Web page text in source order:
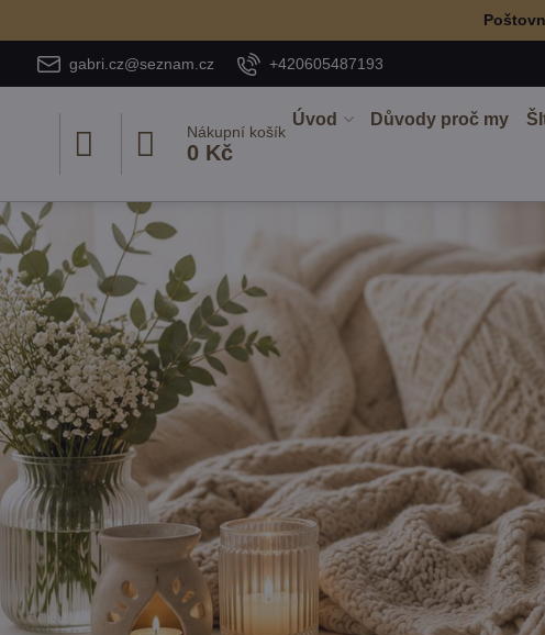
gabri.cz@seznam.cz +420605487193
Nákupní košík
0 Kč
Úvod Důvody proč my